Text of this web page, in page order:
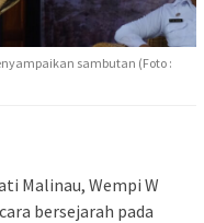
sambutan (Foto :
Malinau, Wempi W
bersejarah pada